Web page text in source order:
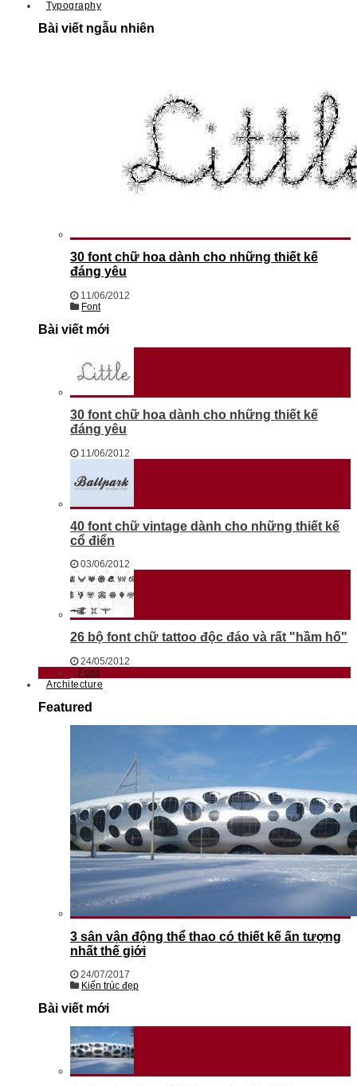
Typography
Bài viết ngẫu nhiên
30 font chữ hoa dành cho những thiết kế
đáng yêu
11/06/2012
Font
Bài viết mới
30 font chữ hoa dành cho những thiết kế
đáng yêu
11/06/2012
40 font chữ vintage dành cho những thiết kế
cổ điển
03/06/2012
26 bộ font chữ tattoo độc đáo và rất "hầm hố"
24/05/2012
Font
Architecture
Featured
3 sân vận động thể thao có thiết kế ấn tượng
nhất thế giới
24/07/2017
Kiến trúc đẹp
Bài viết mới